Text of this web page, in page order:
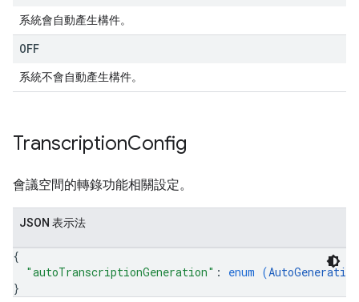
系統會自動產生構件。
OFF
系統不會自動產生構件。
TranscriptionConfig
會議空間的轉錄功能相關設定。
JSON 表示法
{
"autoTranscriptionGeneration" : enum (
}